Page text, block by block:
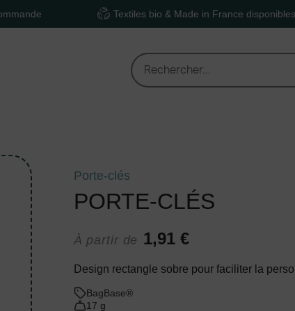
Textiles bio & Made in France disponibles
Porte-clés
PORTE-CLÉS
À partir de 1,91 €
Design rectangle sobre pour faciliter la
BagBase®
17 g